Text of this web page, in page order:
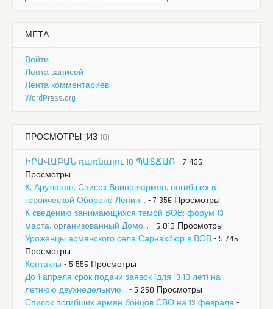
МЕТА
Войти
Лента записей
Лента комментариев
WordPress.org
ПРОСМОТРЫ (ИЗ 10)
ԻՐԱՎԱԲԱՆ դառնալու 10 ՊԱՏՃԱՌ - 7 436
Просмотры
К. Арутюнян. Список Воинов-армян, погибших в
героической Обороне Ленин... - 7 356 Просмотры
К сведению занимающихся темой ВОВ: форум 13
марта, организованный Домо... - 6 018 Просмотры
Уроженцы армянского села Сарнахбюр в ВОВ - 5 746
Просмотры
Контакты - 5 556 Просмотры
До 1 апреля срок подачи заявок (для 13-18 лет) на
летнюю двухнедельную... - 5 260 Просмотры
Список погибших армян бойцов СВО на 13 февраля -